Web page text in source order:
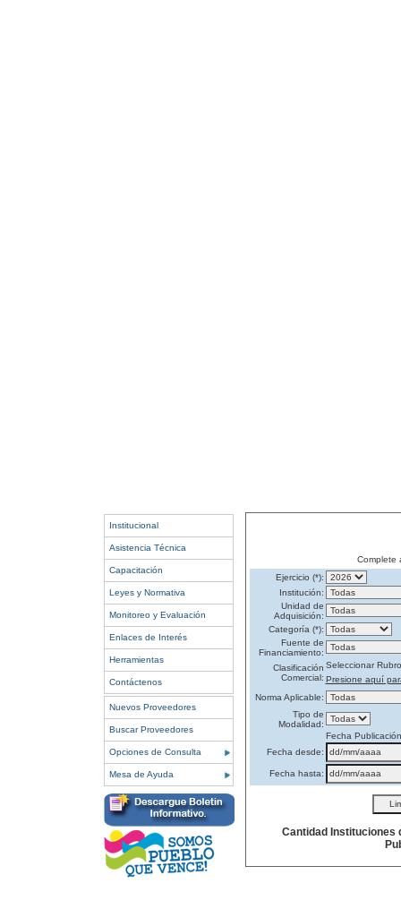
Institucional
Asistencia Técnica
Capacitación
Leyes y Normativa
Monitoreo y Evaluación
Enlaces de Interés
Herramientas
Contáctenos
Nuevos Proveedores
Buscar Proveedores
Opciones de Consulta
Mesa de Ayuda
Complete
Ejercicio (*):
Institución:
Unidad de
Adquisición:
Categoría (*):
Fuente de
Financiamiento:
Clasificación
Comercial:
Seleccionar Rubro
Presione aquí
Norma Aplicable:
Tipo de
Modalidad:
Fecha Publicación
Fecha desde:
Fecha hasta:
Cantidad Instituciones